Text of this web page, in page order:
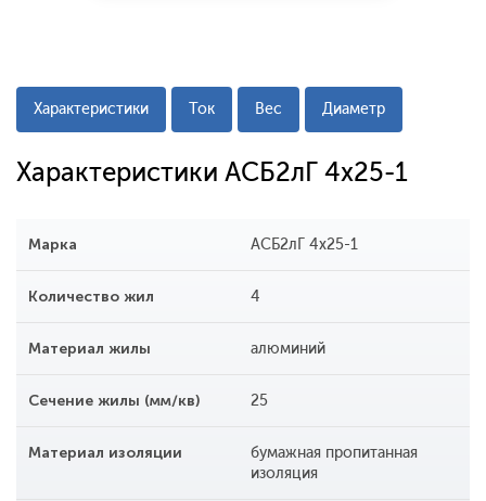
Характеристики Ток Вес Диаметр
Характеристики АСБ2лГ 4x25-1
Марка АСБ2лГ 4x25-1
Количество жил 4
Материал жилы алюминий
Сечение жилы (мм/кв) 25
Материал изоляции
бумажная пропитанная
изоляция